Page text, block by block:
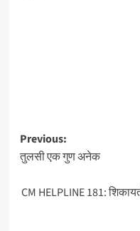
Post
navigation
Previous:
तुलसी एक गुण अनेक
CM HELPLINE 181: